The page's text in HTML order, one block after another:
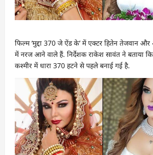
फिल्‍म ‘मुद्दा 370 जे ऐंड के’ में एक्‍टर हितेन तेजवान और
में नरज आने वाले हैं. निर्देशक राकेश सावंत ने बताया
कश्‍मीर में धारा 370 हटने से पहले बनाई गई है.